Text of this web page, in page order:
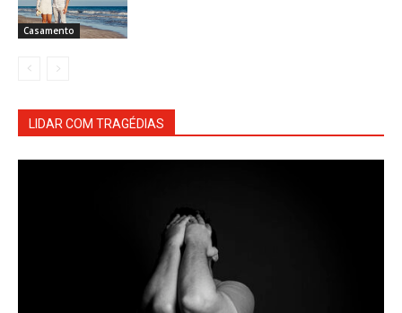
Casamento
LIDAR COM TRAGÉDIAS